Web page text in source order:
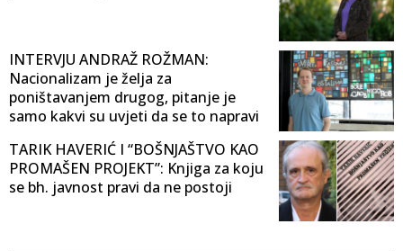
INTERVJU ANDRAŽ ROŽMAN:
Nacionalizam je želja za
poništavanjem drugog, pitanje je
samo kakvi su uvjeti da se to napravi
TARIK HAVERIĆ I “BOŠNJAŠTVO KAO
PROMAŠEN PROJEKT”: Knjiga za koju
se bh. javnost pravi da ne postoji